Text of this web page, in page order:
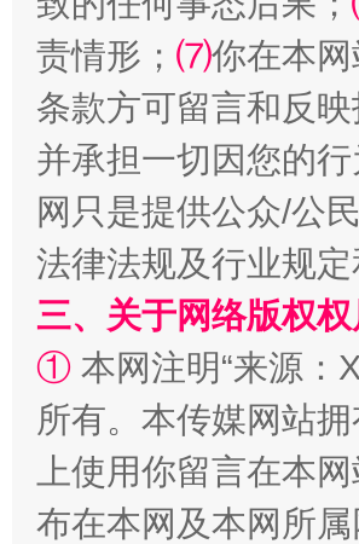
解纷+调解+退费，一次搞定
站台名比不上好声名
责情形； ⑺你在本
条款方可留言和反
并承担一切因您的
网只是提供公众/公
法律法规及行业规
三、关于网络版权权
① 本网注明“来源：
所有。本传媒网站
上使用你留言在本
布在本网及本网所